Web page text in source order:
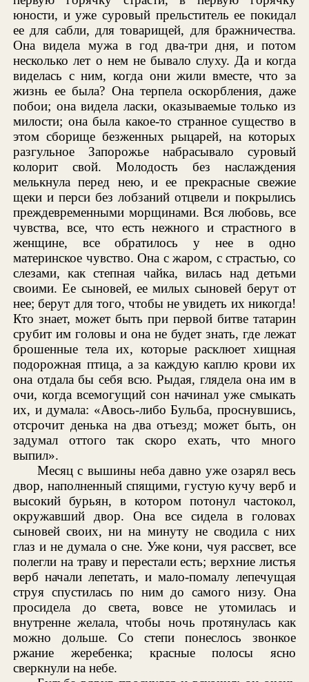
юности, и уже суровый прельститель ее покидал
ее для сабли, для товарищей, для бражничества.
Она видела мужа в год два-три дня, и потом
несколько лет о нем не бывало слуху. Да и когда
виделась с ним, когда они жили вместе, что за
жизнь ее была? Она терпела оскорбления, даже
побои; она видела ласки, оказываемые только из
милости; она была какое-то странное существо в
этом сборище безженных рыцарей, на которых
разгульное Запорожье набрасывало суровый
колорит свой. Молодость без наслаждения
мелькнула перед нею, и ее прекрасные свежие
щеки и перси без лобзаний отцвели и покрылись
преждевременными морщинами. Вся любовь, все
чувства, все, что есть нежного и страстного в
женщине, все обратилось у нее в одно
материнское чувство. Она с жаром, с страстью, со
слезами, как степная чайка, вилась над детьми
своими. Ее сыновей, ее милых сыновей берут от
нее; берут для того, чтобы не увидеть их никогда!
Кто знает, может быть при первой битве татарин
срубит им головы и она не будет знать, где лежат
брошенные тела их, которые расклюет хищная
подорожная птица, а за каждую каплю крови их
она отдала бы себя всю. Рыдая, глядела она им в
очи, когда всемогущий сон начинал уже смыкать
их, и думала: «Авось-либо Бульба, проснувшись,
отсрочит денька на два отъезд; может быть, он
задумал оттого так скоро ехать, что много
выпил».
Месяц с вышины неба давно уже озарял весь
двор, наполненный спящими, густую кучу верб и
высокий бурьян, в котором потонул частокол,
окружавший двор. Она все сидела в головах
сыновей своих, ни на минуту не сводила с них
глаз и не думала о сне. Уже кони, чуя рассвет, все
полегли на траву и перестали есть; верхние листья
верб начали лепетать, и мало-помалу лепечущая
струя спустилась по ним до самого низу. Она
просидела до света, вовсе не утомилась и
внутренне желала, чтобы ночь протянулась как
можно дольше. Со степи понеслось звонкое
ржание жеребенка; красные полосы ясно
сверкнули на небе.